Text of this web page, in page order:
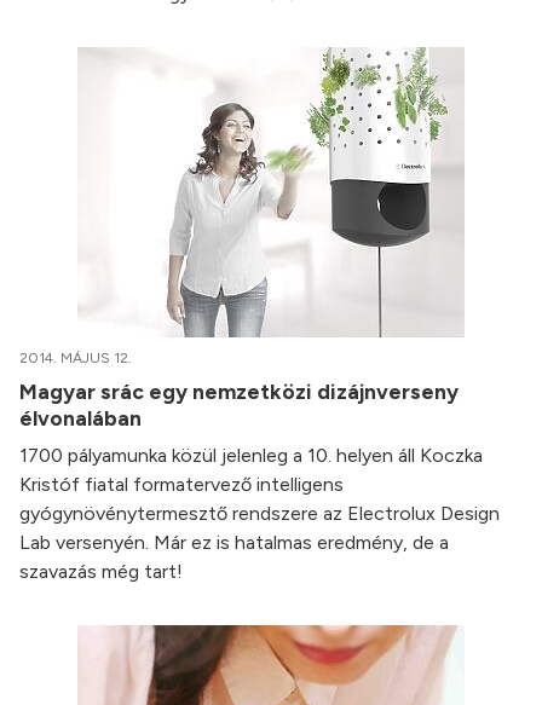
2014. MÁJUS 12.
Magyar srác egy nemzetközi dizájnverseny
élvonalában
1700 pályamunka közül jelenleg a 10. helyen áll Koczka
Kristóf fiatal formatervező intelligens
gyógynövénytermesztő rendszere az Electrolux Design
Lab versenyén. Már ez is hatalmas eredmény, de a
szavazás még tart!